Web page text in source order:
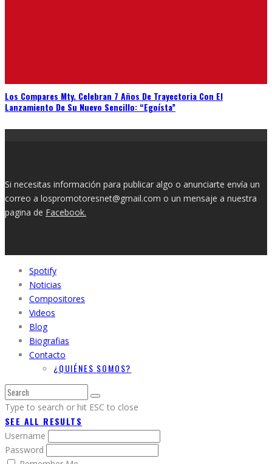
Los Compares Mty. Celebran 7 Años De Trayectoria Con El
Lanzamiento De Su Nuevo Sencillo: “Egoísta”
Si necesitas información para publicar algo o anunciarte envía un
correo a lospromotoresnet@gmail.com o un mensaje a nuestra
pagina de Facebook.
Spotify
Noticias
Compositores
Videos
Blog
Biografias
Contacto
¿QUIÉNES SOMOS?
Type to search or hit ESC to close
SEE ALL RESULTS
Username
Password